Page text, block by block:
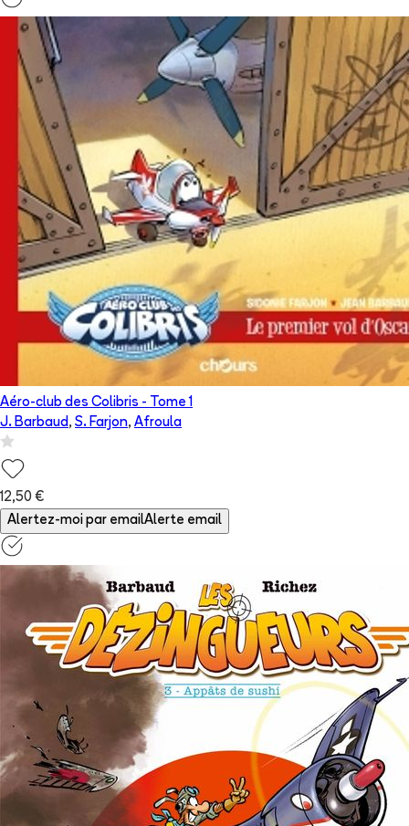
Aéro-club des Colibris - Tome 1
J. Barbaud, S. Farjon, Afroula
12,50 €
Alertez-moi par emailAlerte email